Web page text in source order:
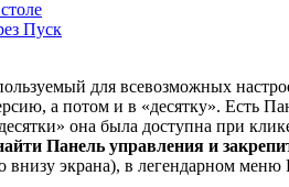
Пуск
для всевозможных
а потом и в «десятку».
она была доступна при
Панель управления и
экрана), в легендарном